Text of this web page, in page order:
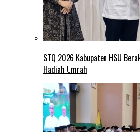
STQ 2026 Kabupaten HSU
Hadiah Umrah